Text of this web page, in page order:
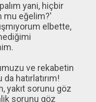
yani, hiçbir
mu eğelim?'
elbette,
ve rekabetin
hatırlatırım!
yakıt sorunu göz
sorunu göz